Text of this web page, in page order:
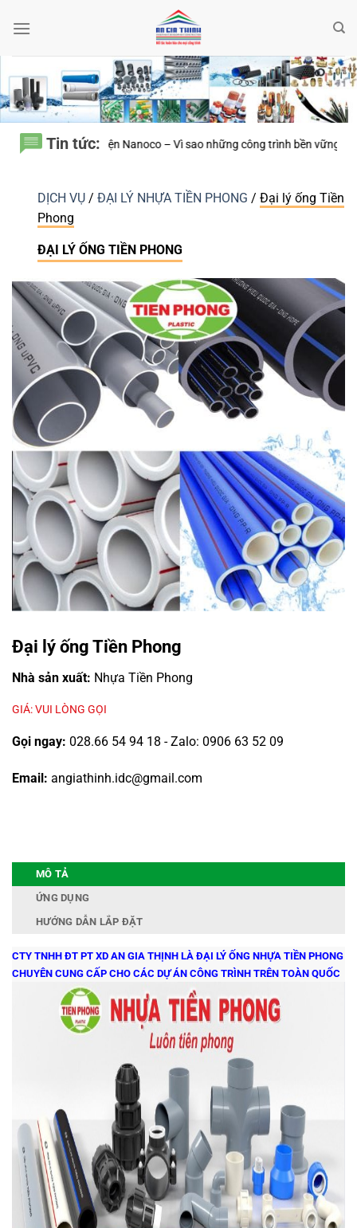
qua
Tin tức:
những công trình bền vững luôn chú trọng từng thiết bị điện nhỏ?
DỊCH VỤ / ĐẠI LÝ NHỰA TIỀN PHONG / Đại lý ống Tiền
Phong
ĐẠI LÝ ỐNG TIỀN PHONG
Đại lý ống Tiền Phong
Nhà sản xuất: Nhựa Tiền Phong
GIÁ: VUI LÒNG GỌI
Gọi ngay: 028.66 54 94 18 - Zalo: 0906 63 52 09
Email: angiathinh.idc@gmail.com
MÔ TẢ
ỨNG DỤNG
HƯỚNG DẪN LẮP ĐẶT
CTY TNHH ĐT PT XD AN GIA THỊNH LÀ ĐẠI LÝ ỐNG NHỰA TIỀN PHONG
CHUYÊN CUNG CẤP CHO CÁC DỰ ÁN CÔNG TRÌNH TRÊN TOÀN QUỐC